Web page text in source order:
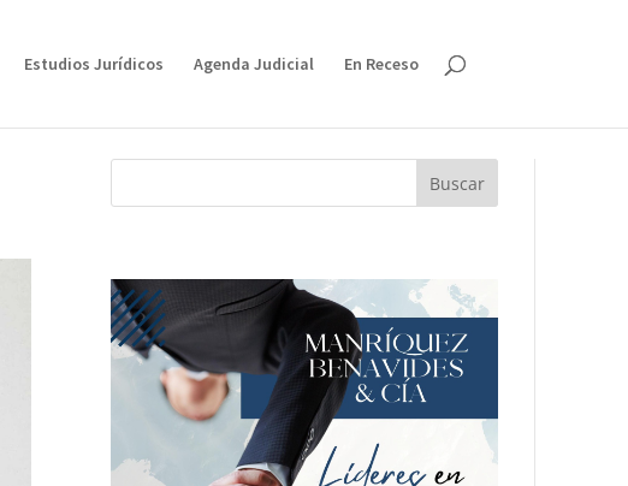
Estudios Jurídicos Agenda Judicial En Receso